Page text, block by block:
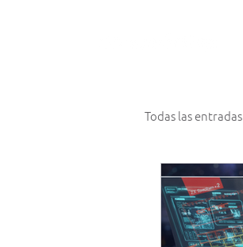
Todas las entradas